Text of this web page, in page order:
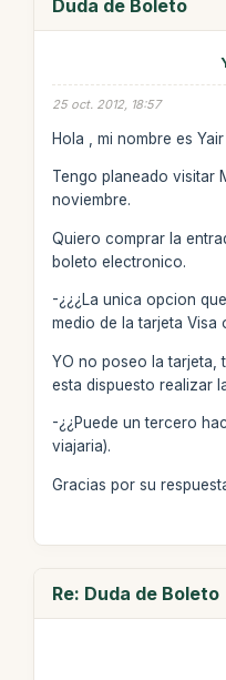
Duda de Boleto
25 oct. 2012, 18:57
Hola , mi nombre es
Tengo planeado visitar
noviembre.
Quiero comprar la
boleto electronico.
-¿¿¿La unica opcion
medio de la tarjeta Visa
YO no poseo la tarjeta,
esta dispuesto realizar
-¿¿Puede un tercero
viajaria).
Gracias por su
Re: Duda de Boleto